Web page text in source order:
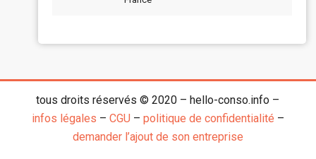
tous droits réservés © 2020 – hello-conso.info –
infos légales – CGU – politique de confidentialité –
demander l’ajout de son entreprise